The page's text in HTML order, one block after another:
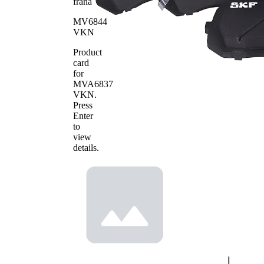
Numar WVA
24502
Numar WVA
Numar de
placute
MV6844
VKN
Product
card
for
MVA6837
VKN.
Press
Enter
to
view
details.